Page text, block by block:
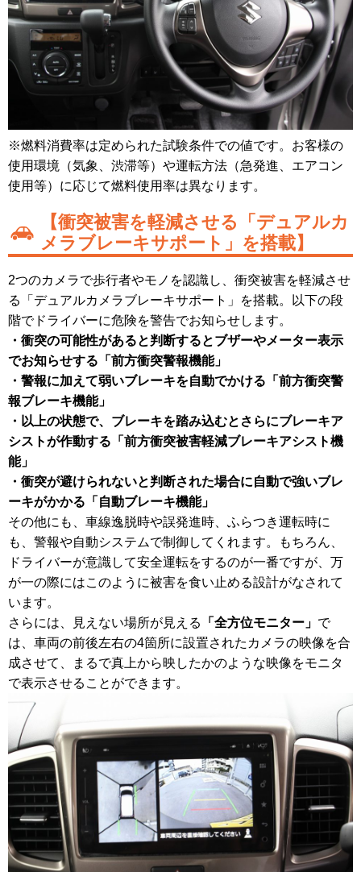
※燃料消費率は定められた試験条件での値です。お客様の
使用環境（気象、渋滞等）や運転方法（急発進、エアコン
使用等）に応じて燃料使用率は異なります。
【衝突被害を軽減させる「デュアルカ
メラブレーキサポート」を搭載】
2つのカメラで歩行者やモノを認識し、衝突被害を軽減させ
る「デュアルカメラブレーキサポート」を搭載。以下の段
階でドライバーに危険を警告でお知らせします。
・衝突の可能性があると判断するとブザーやメーター表示
でお知らせする「前方衝突警報機能」
・警報に加えて弱いブレーキを自動でかける「前方衝突警
報ブレーキ機能」
・以上の状態で、ブレーキを踏み込むとさらにブレーキア
シストが作動する「前方衝突被害軽減ブレーキアシスト機
能」
・衝突が避けられないと判断された場合に自動で強いブレ
ーキがかかる「自動ブレーキ機能」
その他にも、車線逸脱時や誤発進時、ふらつき運転時に
も、警報や自動システムで制御してくれます。もちろん、
ドライバーが意識して安全運転をするのが一番ですが、万
が一の際にはこのように被害を食い止める設計がなされて
います。
さらには、見えない場所が見える
「全方位モニター」 で
は、車両の前後左右の4箇所に設置されたカメラの映像を合
成させて、まるで真上から映したかのような映像をモニタ
で表示させることができます。